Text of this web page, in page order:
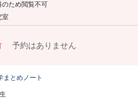
のため閲覧不可
室
予約はありません
まとめノート